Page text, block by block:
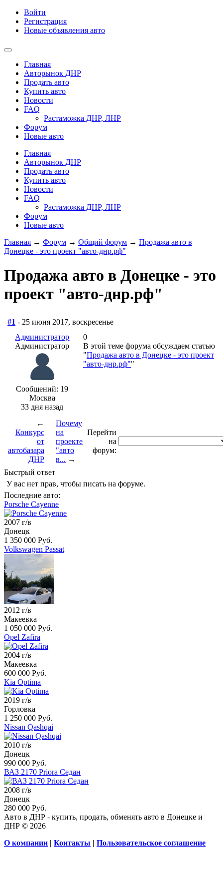
Войти
Регистрация
Новые объявления авто
Главная
Авторынок ДНР
Продать авто
Купить авто
Новости
FAQ
Растаможка ДНР, ЛНР
Форум
Новые авто
Главная
Авторынок ДНР
Продать авто
Купить авто
Новости
FAQ
Растаможка ДНР, ЛНР
Форум
Новые авто
Главная → Форум → Общий форум → Продажа авто в
Донецке - это проект "авто-днр.рф"
Продажа авто в Донецке - это
проект "авто-днр.рф"
#1 - 25 июня 2017, воскресенье
Администратор
Администратор
Сообщений: 19
Москва
33 дня назад
0
В этой теме форума обсуждаем статью
"Продажа авто в Донецке - это проект
"авто-днр.рф""
←
Конкурс
от
автобазара
ДНР
|
Почему
на
проекте
"авто
в... →
Перейти
на
форум:
Быстрый ответ
У вас нет прав, чтобы писать на форуме.
Последние авто:
Porsche Cayenne
2007 г/в
Донецк
1 350 000 Руб.
Volkswagen Passat
2012 г/в
Макеевка
1 050 000 Руб.
Opel Zafira
2004 г/в
Макеевка
600 000 Руб.
Kia Optima
2019 г/в
Горловка
1 250 000 Руб.
Nissan Qashqai
2010 г/в
Донецк
990 000 Руб.
ВАЗ 2170 Priora Седан
2008 г/в
Донецк
280 000 Руб.
Авто в ДНР - купить, продать, обменять авто в Донецке и
ДНР © 2026
О компании | Контакты | Пользовательское соглашение